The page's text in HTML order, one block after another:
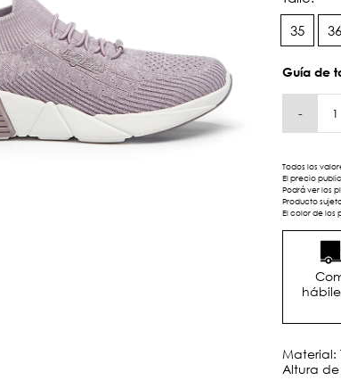
35 36
Guía de
-
Todos los
El precio
Podrá ver los
Producto
El color de los
Material:
Altura